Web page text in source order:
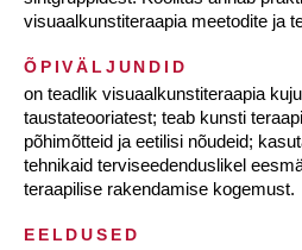
visuaalkunstiteraapia meetodite ja
ÕPIVÄLJUNDID
on teadlik visuaalkunstiteraapia
taustateooriatest; teab kunsti
põhimõtteid ja eetilisi nõudeid;
tehnikaid terviseedenduslikel
teraapilise rakendamise kogemust.
EELDUSED